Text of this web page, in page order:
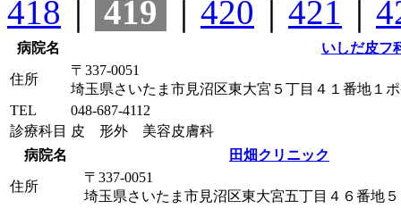
418
419 420 421
病院名 いしだ皮フ
住所
〒337-0051
埼玉県さいたま市見沼区東大宮５丁目４１番地１
TEL
048-687-4112
診療科目 皮 形外 美容皮膚科
病院名
田畑クリニック
住所
〒337-0051
埼玉県さいたま市見沼区東大宮五丁目４６番地５